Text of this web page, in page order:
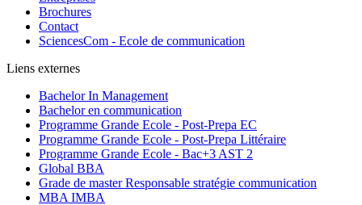
Brochures
Contact
SciencesCom - Ecole de communication
Liens externes
Bachelor In Management
Bachelor en communication
Programme Grande Ecole - Post-Prepa EC
Programme Grande Ecole - Post-Prepa Littéraire
Programme Grande Ecole - Bac+3 AST 2
Global BBA
Grade de master Responsable stratégie communication
MBA IMBA